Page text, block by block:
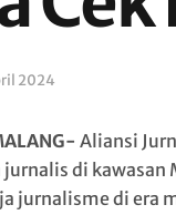
2024
Aliansi
di kawasan
jurnalisme di era